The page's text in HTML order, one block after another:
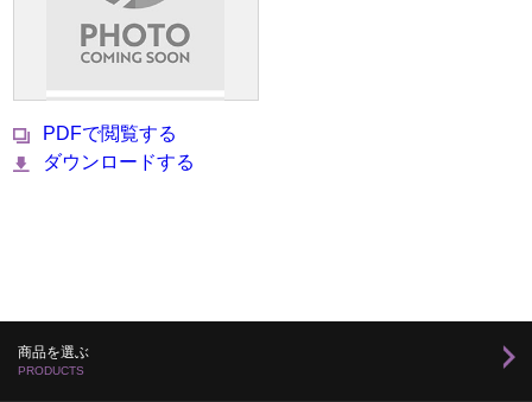
PDFで閲覧する
ダウンロードする
商品を選ぶ
PRODUCTS